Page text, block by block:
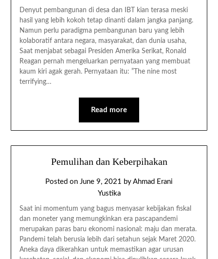
Denyut pembangunan di desa dan IBT kian terasa meski
hasil yang lebih kokoh tetap dinanti dalam jangka panjang.
Namun perlu paradigma pembangunan baru yang lebih
kolaboratif antara negara, masyarakat, dan dunia usaha,
Saat menjabat sebagai Presiden Amerika Serikat, Ronald
Reagan pernah mengeluarkan pernyataan yang membuat
kaum kiri agak gerah. Pernyataan itu: ”The nine most
terrifying…
Read more
Pemulihan dan Keberpihakan
Posted on June 9, 2021 by Ahmad Erani
Yustika
Saat ini momentum yang bagus menyasar kebijakan fiskal
dan moneter yang memungkinkan era pascapandemi
merupakan paras baru ekonomi nasional: maju dan merata.
Pandemi telah berusia lebih dari setahun sejak Maret 2020.
Aneka daya dikerahkan untuk memastikan agar urusan